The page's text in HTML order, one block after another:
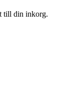
till din inkorg.